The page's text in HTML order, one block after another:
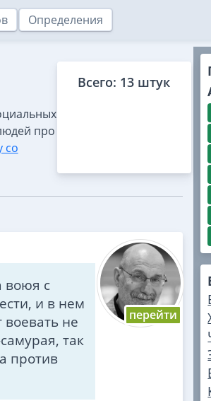
Определения
про
со
Всего: 13 штук
воюя с
и в нем
не
так
против